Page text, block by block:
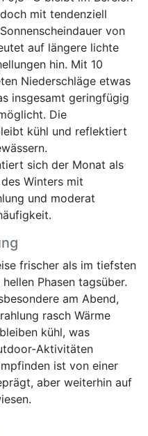
mit tendenziell
von
auf längere lichte
hin. Mit 10
Niederschläge etwas
insgesamt geringfügig
Die
kühl und reflektiert
sich der Monat als
Winters mit
und moderat
frischer als im tiefsten
Phasen tagsüber.
am Abend,
rasch Wärme
kühl, was
Aktivitäten
ist von einer
aber weiterhin auf